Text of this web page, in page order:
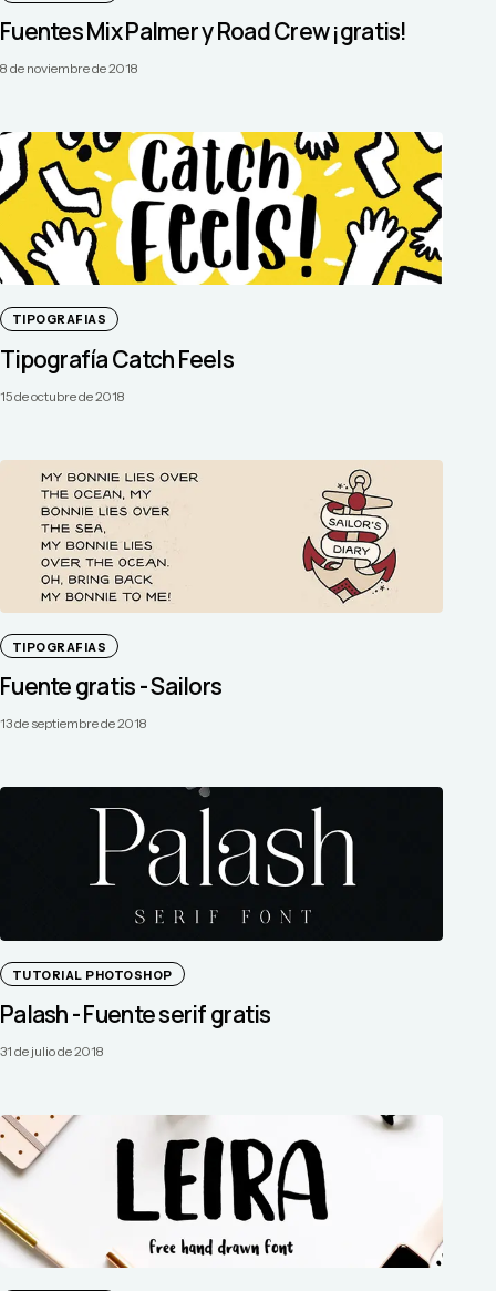
Fuentes Mix Palmer y Road Crew ¡gratis!
8 de noviembre de 2018
TIPOGRAFIAS
Tipografía Catch Feels
15 de octubre de 2018
TIPOGRAFIAS
Fuente gratis - Sailors
13 de septiembre de 2018
TUTORIAL PHOTOSHOP
Palash - Fuente serif gratis
31 de julio de 2018